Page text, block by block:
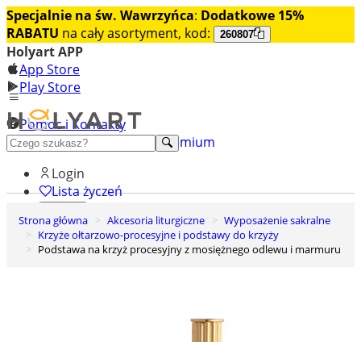
Specjalnie na św. Wawrzyńca: Dodatkowe 15%
RABATU na cały asortyment, kod: 260807
Holyart APP
App Store
Play Store
Pomoc i Kontakty
+48 222 922 860
Odkryj premium
Login
Lista życzeń
0
Koszyk
Strona główna Akcesoria liturgiczne
Wyposażenie sakralne
Krzyże ołtarzowo-procesyjne i podstawy do krzyży
Podstawa na krzyż procesyjny z mosiężnego odlewu i marmuru